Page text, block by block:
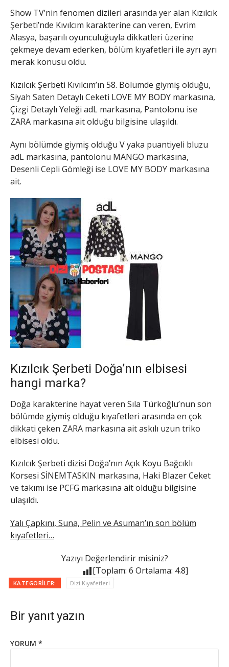
Show TV’nin fenomen dizileri arasında yer alan Kızılcık
Şerbeti’nde Kıvılcım karakterine can veren, Evrim
Alasya, başarılı oyunculuğuyla dikkatleri üzerine
çekmeye devam ederken, bölüm kıyafetleri ile ayrı ayrı
merak konusu oldu.
Kızılcık Şerbeti Kıvılcım’ın 58. Bölümde giymiş olduğu,
Siyah Saten Detaylı Ceketi LOVE MY BODY markasına,
Çizgi Detaylı Yeleği adL markasına, Pantolonu ise
ZARA markasına ait olduğu bilgisine ulaşıldı.
Aynı bölümde giymiş olduğu V yaka puantiyeli bluzu
adL markasına, pantolonu MANGO markasına,
Desenli Cepli Gömleği ise LOVE MY BODY markasına
ait.
Kızılcık Şerbeti Doğa’nın elbisesi
hangi marka?
Doğa karakterine hayat veren Sıla Türkoğlu’nun son
bölümde giymiş olduğu kıyafetleri arasında en çok
dikkati çeken ZARA markasına ait askılı uzun triko
elbisesi oldu.
Kızılcık Şerbeti dizisi Doğa’nın Açık Koyu Bağcıklı
Korsesi SİNEMTASKIN markasına, Haki Blazer Ceket
ve takımı ise PCFG markasına ait olduğu bilgisine
ulaşıldı.
Yalı Çapkını, Suna, Pelin ve Asuman’ın son bölüm
kıyafetleri…
Yazıyı Değerlendirir misiniz?
[Toplam: 6 Ortalama: 4.8]
KATEGORILER: Dizi Kıyafetleri
Bir yanıt yazın
YORUM *